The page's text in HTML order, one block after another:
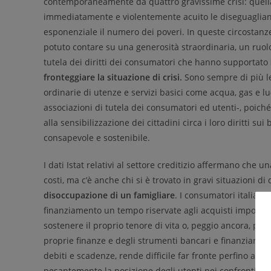
immediatamente e violentemente acuito le
esponenziale il numero dei poveri. In queste
potuto contare su una generosità straordinaria, un
tutela dei diritti dei consumatori che hanno supportato
fronteggiare la situazione di crisi. Sono sempre di più
ordinarie di utenze e servizi basici come acqua, gas e
associazioni di tutela dei consumatori ed utenti-,
alla sensibilizzazione dei cittadini circa i loro diritti sui
consapevole e sostenibile.
I dati Istat relativi al settore creditizio affermano che
costi, ma c’è anche chi si è trovato in gravi situazioni di
disoccupazione di un famigliare. I consumatori italiani
finanziamento un tempo riservate agli acquisti
sostenere il proprio tenore di vita o, peggio ancora,
proprie finanze e degli strumenti bancari e finanziari
debiti e scadenze, rende difficile far fronte perfino alle